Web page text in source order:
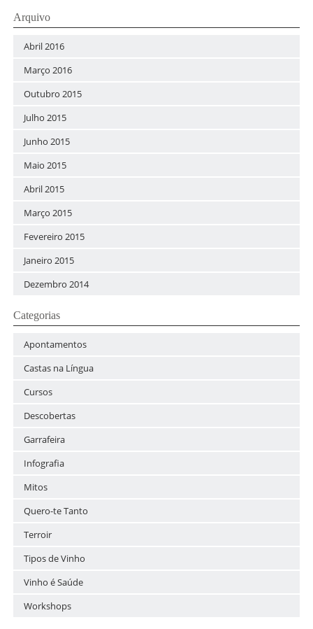
Arquivo
Abril 2016
Março 2016
Outubro 2015
Julho 2015
Junho 2015
Maio 2015
Abril 2015
Março 2015
Fevereiro 2015
Janeiro 2015
Dezembro 2014
Categorias
Apontamentos
Castas na Língua
Cursos
Descobertas
Garrafeira
Infografia
Mitos
Quero-te Tanto
Terroir
Tipos de Vinho
Vinho é Saúde
Workshops